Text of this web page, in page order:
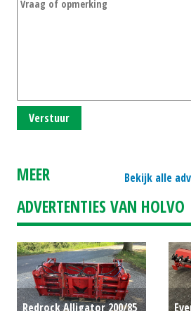
Verstuur
Bekijk alle
MEER
ADVERTENTIES VAN HOLVO
Redrock Alligator 200/85